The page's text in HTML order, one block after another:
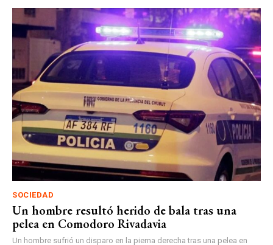
SOCIEDAD
Un hombre resultó herido de bala tras una
pelea en Comodoro Rivadavia
Un hombre sufrió un disparo en la pierna derecha tras una pelea en